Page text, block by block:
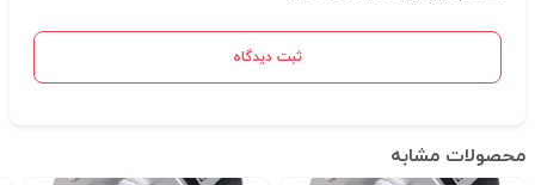
ثبت دیدگاه
محصولات مشابه